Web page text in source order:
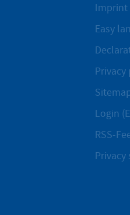
Imprint
Easy
Login
RSS-